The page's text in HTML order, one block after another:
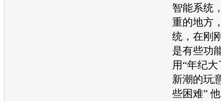
智能系统
重的地方
统，在刚
是有些功
用“年纪
新潮的玩
些困难”